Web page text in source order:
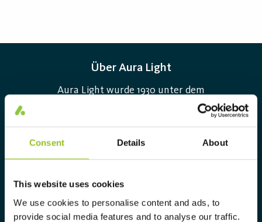
Consent Details About
This website uses cookies
We use cookies to personalise content and ads, to
provide social media features and to analyse our traffic.
Über Aura Light
Aura Light wurde 1930 unter dem
Namen LUMAlampan gegründet.
Seitdem haben wir unsere Kompetenz
im Bereich Beleuchtung
weiterentwickelt und bieten
Sortiment an maßgeschneiderten,